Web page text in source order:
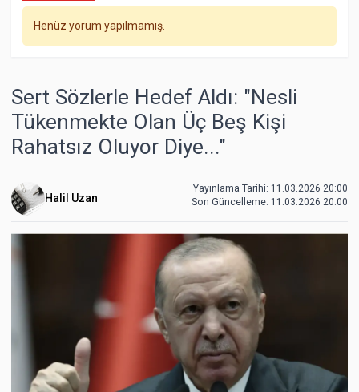
Henüz yorum yapılmamış.
Sert Sözlerle Hedef Aldı: "Nesli
Tükenmekte Olan Üç Beş Kişi
Rahatsız Oluyor Diye..."
Halil Uzan
Yayınlama Tarihi: 11.03.2026 20:00
Son Güncelleme: 11.03.2026 20:00